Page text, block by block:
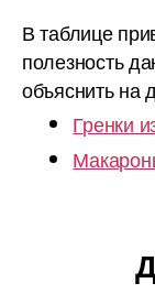
В таблице
полезность
объяснить на
Гренки